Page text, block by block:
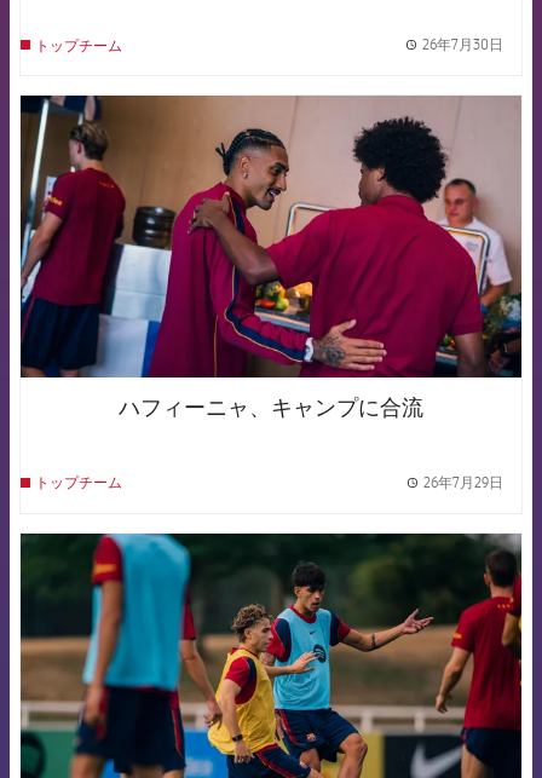
トップチーム 26年7月30日
ハフィーニャ、キャンプに合流
トップチーム 26年7月29日
FCB Barcelona badge